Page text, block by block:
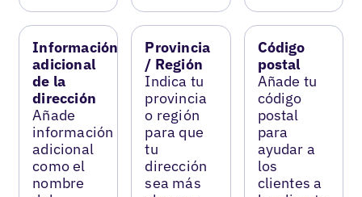
Información
adicional
de la
dirección
Añade
información
adicional
como el
nombre
Provincia
/ Región
Indica tu
provincia
o región
para que
tu
dirección
sea más
Código
postal
Añade tu
código
postal
para
ayudar a
los
clientes a